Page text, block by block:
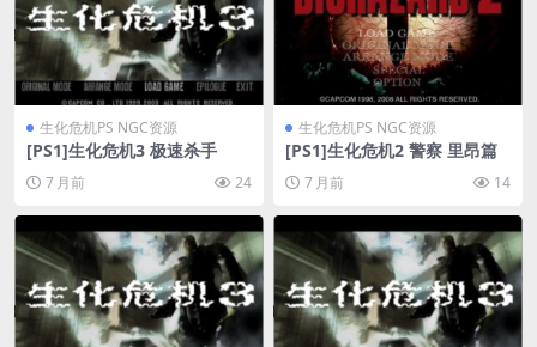
生化危机PS NGC资源
[PS1]生化危机3 极速杀手
7 月前 24
生化危机PS NGC资源
[PS1]生化危机2 警察 里昂篇
7 月前 14